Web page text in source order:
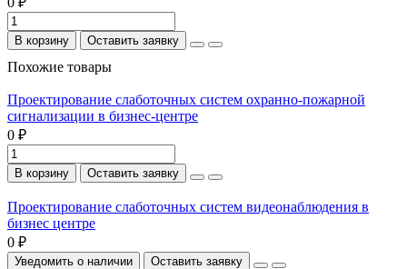
В корзину Оставить заявку
Похожие товары
Проектирование слаботочных систем охранно-пожарной
сигнализации в бизнес-центре
0 ₽
В корзину Оставить заявку
Проектирование слаботочных систем видеонаблюдения в
бизнес центре
0 ₽
Уведомить о наличии Оставить заявку